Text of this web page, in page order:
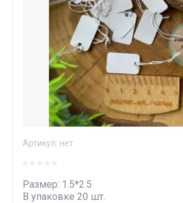
Артикул: нет
Размер: 1.5*2.5
В упаковке 20 шт.